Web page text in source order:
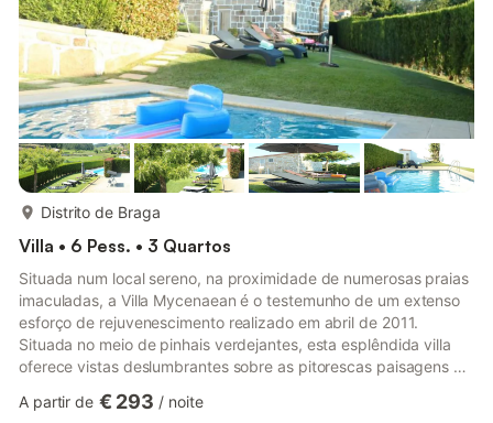
Distrito de Braga
Villa • 6 Pess. • 3 Quartos
Situada num local sereno, na proximidade de numerosas praias
imaculadas, a Villa Mycenaean é o testemunho de um extenso
esforço de rejuvenescimento realizado em abril de 2011.
Situada no meio de pinhais verdejantes, esta esplêndida villa
oferece vistas deslumbrantes sobre as pitorescas paisagens do
apenas 12 quilómetros de distância, enquanto a vibrante
A partir de € 293 / noite